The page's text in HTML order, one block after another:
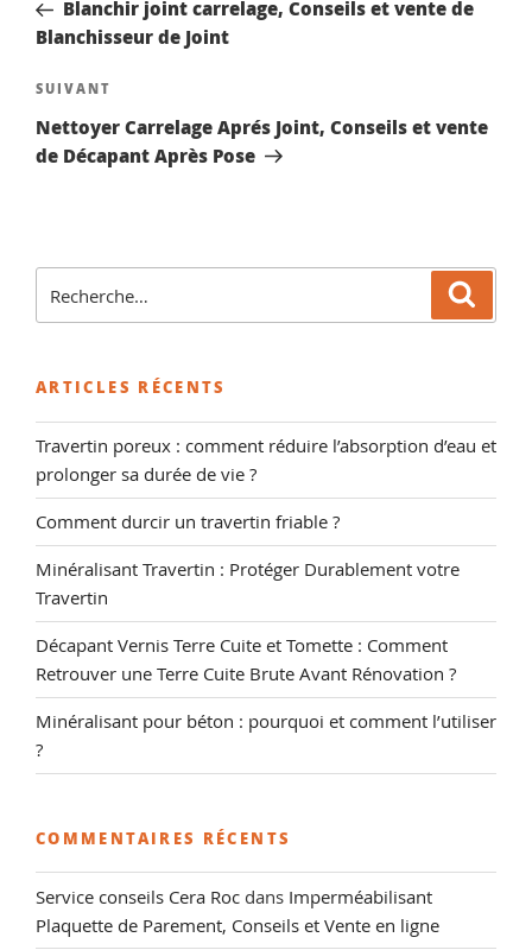
l’article
Blanchir joint carrelage, Conseils et vente de
Blanchisseur de Joint
Article
suivant
SUIVANT
Nettoyer Carrelage Aprés Joint, Conseils et vente
de Décapant Après Pose
pour
ARTICLES RÉCENTS
Travertin poreux : comment réduire l’absorption d’eau et
prolonger sa durée de vie ?
Comment durcir un travertin friable ?
Minéralisant Travertin : Protéger Durablement votre
Travertin
Décapant Vernis Terre Cuite et Tomette : Comment
Retrouver une Terre Cuite Brute Avant Rénovation ?
Minéralisant pour béton : pourquoi et comment l’utiliser
?
COMMENTAIRES RÉCENTS
Service conseils Cera Roc dans Imperméabilisant
Plaquette de Parement, Conseils et Vente en ligne